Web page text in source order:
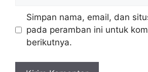
Simpan nama, email, dan
pada peramban ini untuk
berikutnya.